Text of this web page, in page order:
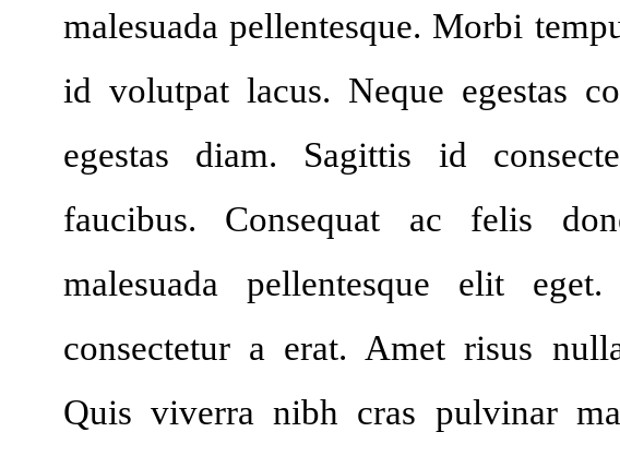
malesuada pellentesque. Morbi
id volutpat lacus. Neque egestas
egestas diam. Sagittis id
faucibus. Consequat ac felis
malesuada pellentesque elit
consectetur a erat. Amet risus
Quis viverra nibh cras pulvinar